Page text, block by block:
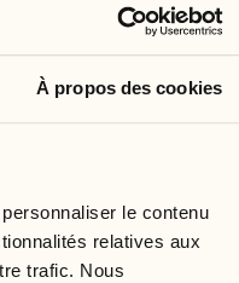
À propos des cookies
le contenu
relatives aux
trafic. Nous